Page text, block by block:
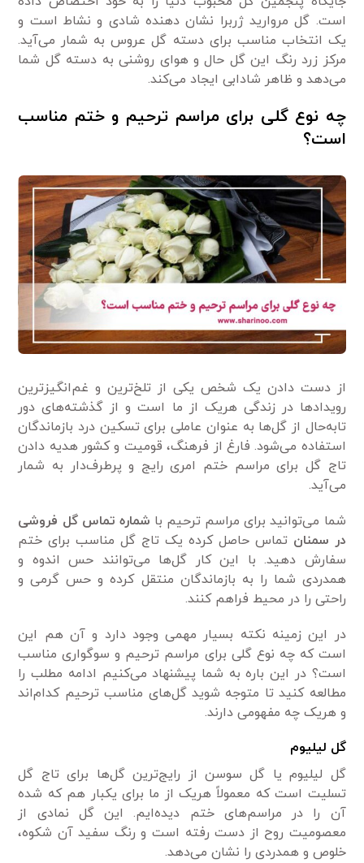
است. گل مروارید ژربرا نشان دهنده شادی و نشاط است و
یک انتخاب مناسب برای دسته گل عروس به شمار می‌آید.
مرکز زرد رنگ این گل حال و هوای روشنی به دسته گل شما
می‌دهد و ظاهر شادابی ایجاد می‌کند.
چه نوع گلی برای مراسم ترحیم و ختم مناسب
است؟
از دست دادن یک شخص یکی از تلخ‌ترین و غم‌انگیزترین
رویداد‌ها در زندگی هریک از ما است و از گذشته‌های دور
تابه‌حال از گل‌ها به عنوان عاملی برای تسکین درد بازماندگان
استفاده می‌شود. فارغ از فرهنگ، قومیت و کشور هدیه دادن
تاج گل برای مراسم ختم امری رایج و پرطرف‌دار به شمار
می‌آید.
شما می‌توانید برای مراسم ترحیم با شماره تماس گل فروشی
در سمنان تماس حاصل کرده یک تاج گل مناسب برای ختم
سفارش دهید. با این کار گل‌ها می‌توانند حس اندوه و
همدردی شما را به بازماندگان منتقل کرده و حس گرمی‌ و
راحتی را در محیط فراهم کنند.
در این زمینه نکته بسیار مهمی‌ وجود دارد و آن هم این
است که چه نوع گلی برای مراسم ترحیم و سوگواری مناسب
است؟ در این باره به شما پیشنهاد می‌کنیم ادامه مطلب را
مطالعه کنید تا متوجه شوید گل‌های مناسب ترحیم کدام‌اند
و هریک چه مفهومی‌ دارند.
گل لیلیوم
گل لیلیوم یا گل سوسن از رایج‌ترین گل‌ها برای تاج گل
تسلیت است که معمولاً هریک از ما برای یکبار هم که شده
آن را در مراسم‌های ختم دیده‌ایم. این گل نمادی از
معصومیت روح از دست رفته است و رنگ سفید آن شکوه،
خلوص و همدردی را نشان می‌دهد.